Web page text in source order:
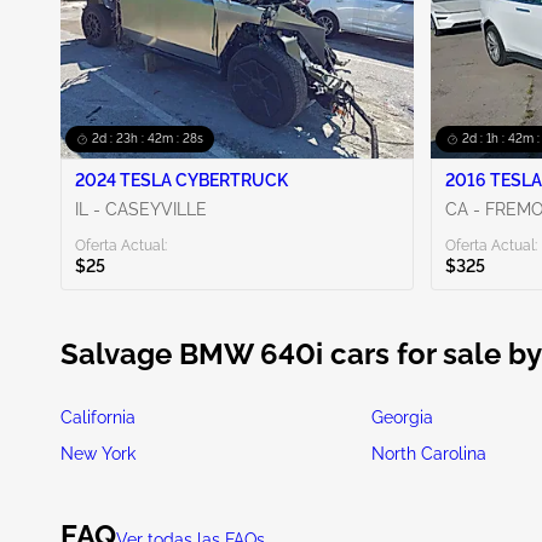
Mostrar más
2d : 23h : 42m : 27s
2024 TESLA CYBERTRUCK
IL - CASEYVILLE
Oferta Actual:
$25
2d : 1h : 42m :
2016
CA -
Oferta Actual:
$325
Salvage BMW 640i cars for sale
California Georgia
New York
North Carolina